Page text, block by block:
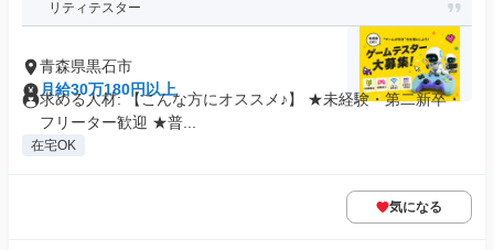
リティテスター
青森県黒石市
月給30万180円以上
求める人材: 【こんな方にオススメ♪】 ★未経験・第二新卒・
フリーター歓迎 ★普...
在宅OK
気になる